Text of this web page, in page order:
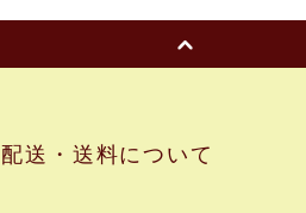
配送・送料について